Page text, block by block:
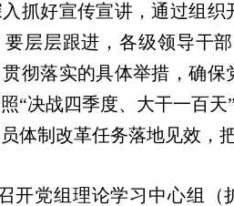
抓好宣传宣讲，通过组
要层层跟进，各级领导干
彻落实的具体举措，确
“决战四季度、大干一百
体制改革任务落地见效，
开党组理论学习中心组